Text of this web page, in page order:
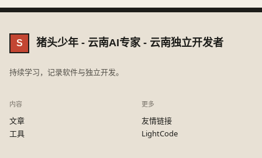
S 猪头少年 - 云南AI专家 - 云南独立开发者
持续学习，记录软件与独立开发。
内容
文章
工具
更多
友情链接
LightCode